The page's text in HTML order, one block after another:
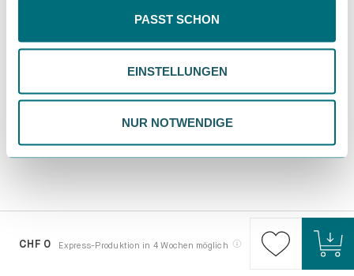
Inhalte eingeschränkt sein könnten. Wähle
deiner Präferenzen. Du kannst deine Wahl jederzeit
ändern. Weitere Informationen findest du in unserer
Datenschutzrichtlinie.
PASST SCHON
EINSTELLUNGEN
NUR NOTWENDIGE
CHF 0 Express-Produktion in 4 Wochen möglich